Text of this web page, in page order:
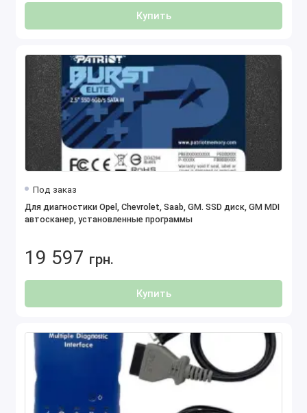
Купить
Под заказ
Для диагностики Opel, Chevrolet, Saab, GM. SSD диск, GM MDI
автосканер, установленные программы
19 597 грн.
Купить